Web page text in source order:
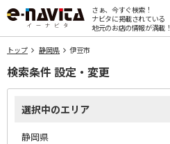
さぁ、今すぐ検索！
ナビタに掲載されている
地元のお店の情報が満載！
トップ 静岡県 伊豆市
検索条件 設定・変更
選択中のエリア
静岡県